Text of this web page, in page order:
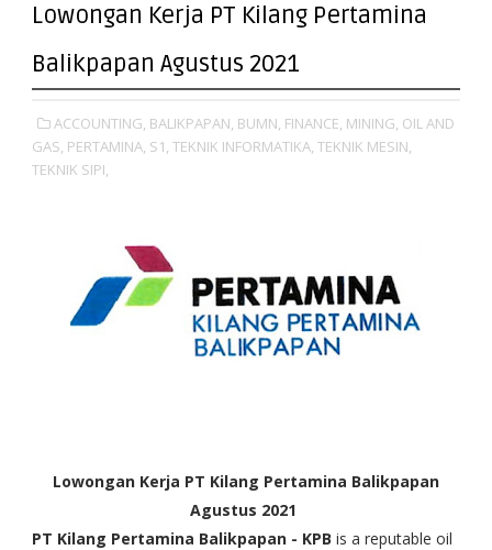
Lowongan Kerja PT Kilang Pertamina
Balikpapan Agustus 2021
ACCOUNTING, BALIKPAPAN, BUMN, FINANCE, MINING, OIL AND
GAS, PERTAMINA, S1, TEKNIK INFORMATIKA, TEKNIK MESIN,
TEKNIK SIPI,
Lowongan Kerja PT Kilang Pertamina Balikpapan
Agustus 2021
PT Kilang Pertamina Balikpapan - KPB is a reputable oil